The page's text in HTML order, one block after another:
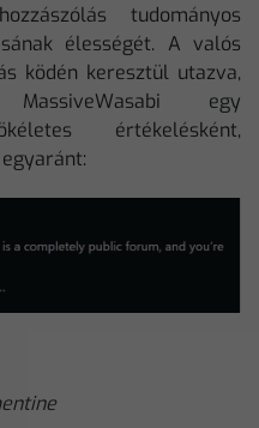
tudományos
élességét. A valós
ködén keresztül utazva,
egy
értékelésként,